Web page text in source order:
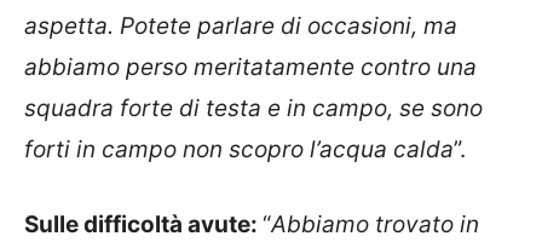
aspetta. Potete parlare di occasioni, ma
abbiamo perso meritatamente contro una
squadra forte di testa e in campo, se sono
forti in campo non scopro l’acqua calda”.
Sulle difficoltà avute: “Abbiamo trovato in